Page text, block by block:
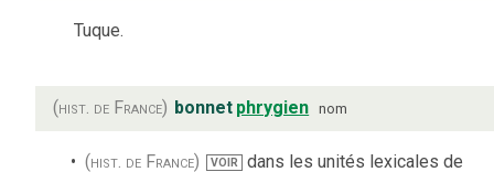
Tuque.
(hist. de France) bonnet phrygien nom
(hist. de France) VOIR dans les unités lexicales de